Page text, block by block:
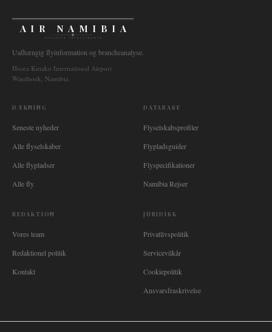
AIR NAMIBIA
AVIATION INTELLIGENCE
Uafhængig flyinformation og brancheanalyse.
Hosea Kutako International Airport
Windhoek, Namibia
DÆKNING
Seneste nyheder
Alle flyselskaber
Alle flypladser
Alle fly
DATABASE
Flyselskabsprofiler
Flypladsguider
Flyspecifikationer
Namibia Rejser
REDAKTION
Vores team
Redaktionel politik
Kontakt
JURIDISK
Privatlivspolitik
Servicevilkår
Cookiepolitik
Ansvarsfraskrivelse